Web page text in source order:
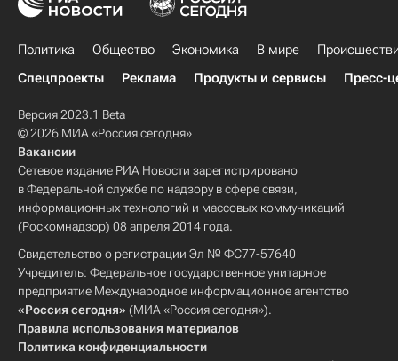
Политика Общество Экономика В мире
Спецпроекты
Реклама Продукты и сервисы Пресс-
Версия 2023.1 Beta
© 2026 МИА «Россия сегодня»
Вакансии
Сетевое издание РИА Новости зарегистрировано
в Федеральной службе по надзору в сфере связи,
информационных технологий и массовых коммуникаций
(Роскомнадзор) 08 апреля 2014 года.
Свидетельство о регистрации Эл № ФС77-57640
Учредитель: Федеральное государственное унитарное
предприятие Международное информационное агентство
«Россия сегодня» (МИА «Россия сегодня»).
Правила использования материалов
Политика конфиденциальности